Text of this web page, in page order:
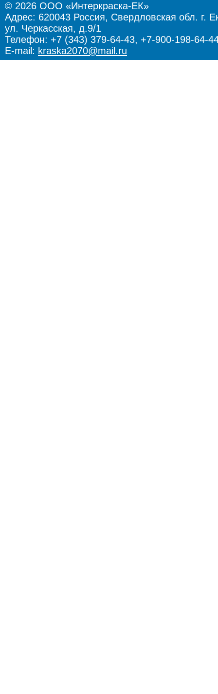
© 2026 ООО «Интеркраска-ЕК»
Адрес: 620043 Россия, Свердловская обл. г.
ул. Черкасская, д.9/1
Телефон: +7 (343) 379-64-43, +7-900-198-64-
E-mail: kraska2070@mail.ru